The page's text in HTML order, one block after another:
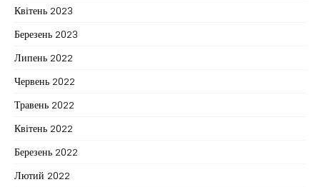
Квітень 2023
Березень 2023
Липень 2022
Червень 2022
Травень 2022
Квітень 2022
Березень 2022
Лютий 2022